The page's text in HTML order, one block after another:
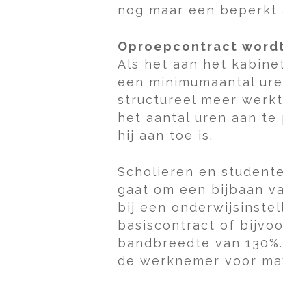
nog maar een beperkt
Oproepcontract
Als het aan het
een minimumaantal
structureel meer
het aantal uren aan
hij aan toe is.
Scholieren en
gaat om een bijbaan
bij een
basiscontract of
bandbreedte van
de werknemer voor